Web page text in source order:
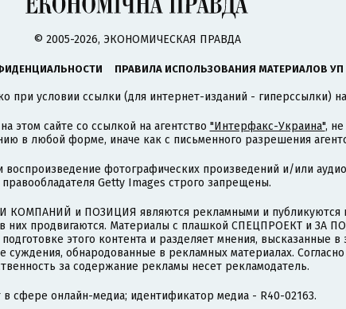
© 2005-2026, ЭКОНОМИЧЕСКАЯ ПРАВДА
ПРАВИЛА ИСПОЛЬЗОВАНИЯ МАТЕРИАЛОВ УП
при условии ссылки (для интернет-изданий - гиперссылки)
этом сайте со ссылкой на агентство "Интерфакс-Украина",
в любой форме, иначе как с письменного разрешения
воспроизведение фотографических произведений и/или
правообладателя Getty Images строго запрещены.
КОМПАНИЙ и ПОЗИЦИЯ являются рекламными и публикуются
них продвигаются. Материалы с плашкой СПЕЦПРОЕКТ и ЗА
этого контента и разделяет мнения, высказанные в
суждения, обнародованные в рекламных материалах.
за содержание рекламы несет рекламодатель.
в сфере онлайн-медиа; идентификатор медиа - R40-02163.